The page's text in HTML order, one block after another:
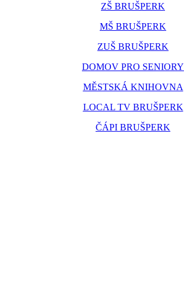
ZŠ BRUŠPERK
MŠ BRUŠPERK
ZUŠ BRUŠPERK
DOMOV PRO SENIORY
MĚSTSKÁ KNIHOVNA
LOCAL TV BRUŠPERK
ČÁPI BRUŠPERK